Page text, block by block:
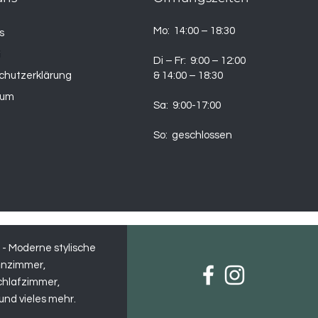
Mo: 14:00 – 18:30
Di – Fr: 9:00 – 12:00
& 14:00 – 18:30
Sa: 9:00-17:00
So: geschlossen
- Moderne stylische
vieles mehr.